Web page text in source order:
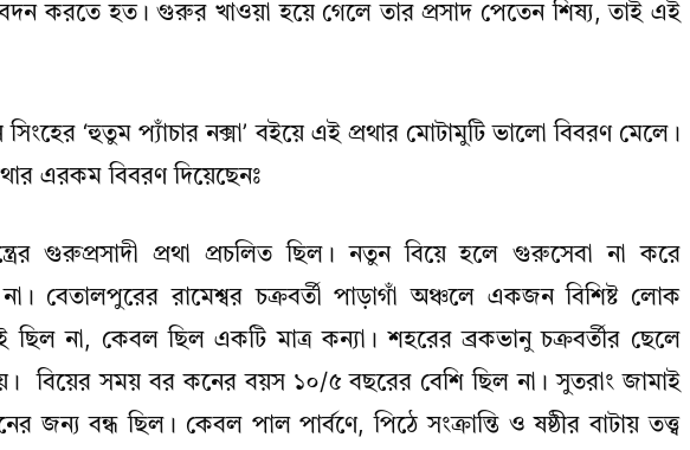
করতে হত। গুরুর খাওয়া হয়ে গেলে তার প্রসাদ পেতেন শিষ্য, তাই এই
সিংহের ‘হুতুম প্যাঁচার নক্সা’ বইয়ে এই প্রথার মোটামুটি ভালো বিবরণ মেলে।
এরকম বিবরণ দিয়েছেনঃ
গুরুপ্রসাদী প্রথা প্রচলিত ছিল। নতুন বিয়ে হলে গুরুসেবা না করে
বেতালপুরের রামেশ্বর চক্রবর্তী পাড়াগাঁ অঞ্চলে একজন বিশিষ্ট লোক
ছিল না, কেবল ছিল একটি মাত্র কন্যা। শহরের ব্রকভানু চক্রবর্তীর ছেলে
বিয়ের সময় বর কনের বয়স ১০/৫ বছরের বেশি ছিল না। সুতরাং জামাই
জন্য বন্ধ ছিল। কেবল পাল পার্বণে, পিঠে সংক্রান্তি ও ষষ্ঠীর বাটায় তত্ত্ব